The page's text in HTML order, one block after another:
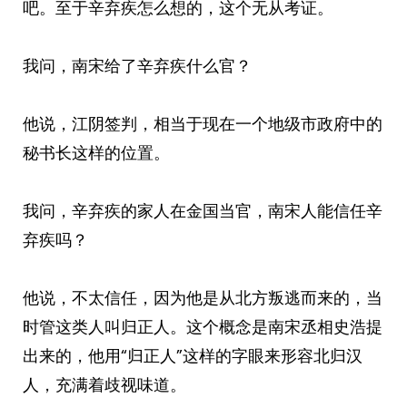
吧。至于辛弃疾怎么想的，这个无从考证。
我问，南宋给了辛弃疾什么官？
他说，江阴签判，相当于现在一个地级市政府中的
秘书长这样的位置。
我问，辛弃疾的家人在金国当官，南宋人能信任辛
弃疾吗？
他说，不太信任，因为他是从北方叛逃而来的，当
时管这类人叫归正人。这个概念是南宋丞相史浩提
出来的，他用“归正人”这样的字眼来形容北归汉
人，充满着歧视味道。